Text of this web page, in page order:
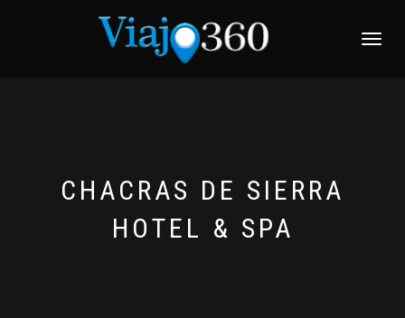
CHACRAS DE SIERRA
HOTEL & SPA